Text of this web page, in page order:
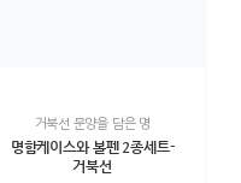
거북선 문양을 담은 명
명함케이스와 볼펜 2종세트-
거북선